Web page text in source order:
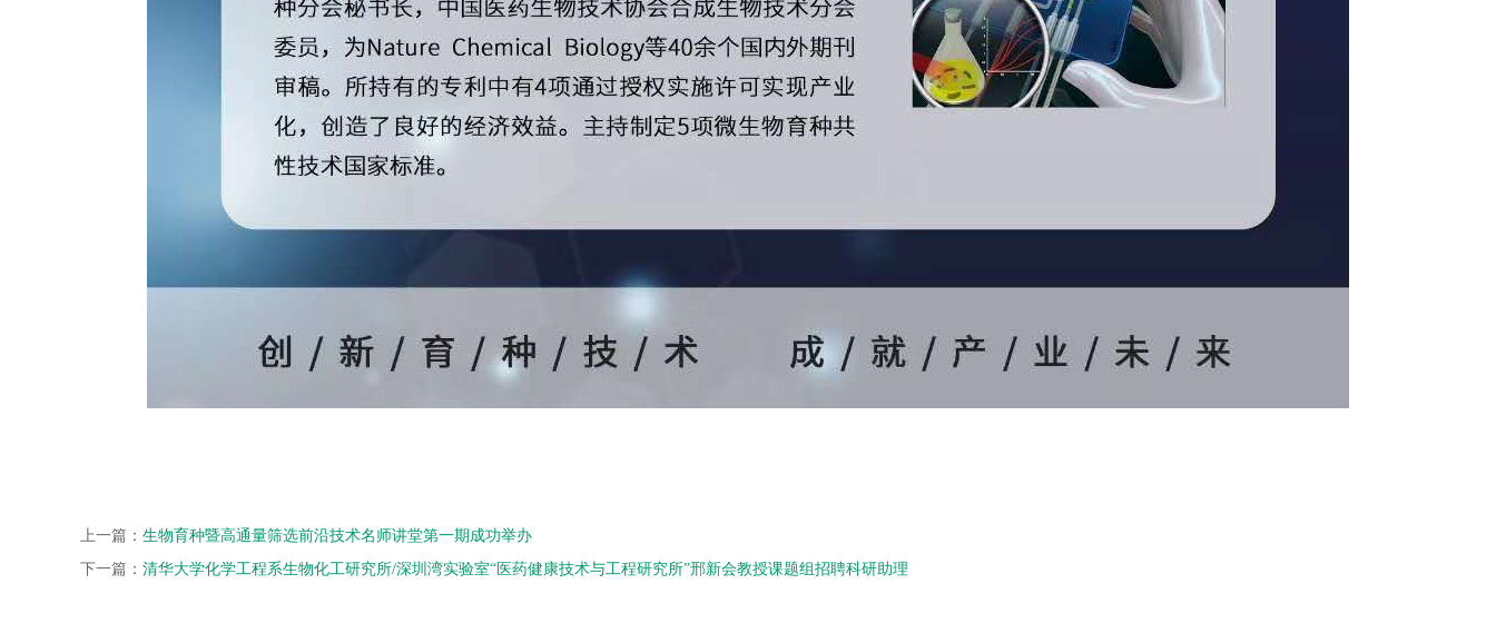
上一篇： 生物育种暨高通量筛选前沿技术名师讲堂第一期成功举办
下一篇： 清华大学化学工程系生物化工研究所/深圳湾实验室“医药健康技术与工程研究所”邢新会教授课题组招聘科研助理